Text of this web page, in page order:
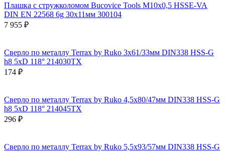
Плашка с стружколомом Bucovice Tools М10х0,5 HSSE-VA
DIN EN 22568 6g 30х11мм 300104
7 955 ₽
Сверло по металлу Terrax by Ruko 3x61/33мм DIN338 HSS-G
h8 5xD 118° 214030TX
174 ₽
Сверло по металлу Terrax by Ruko 4,5x80/47мм DIN338 HSS-G
h8 5xD 118° 214045TX
296 ₽
Сверло по металлу Terrax by Ruko 5,5x93/57мм DIN338 HSS-G